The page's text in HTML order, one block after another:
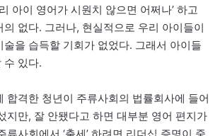
아이 영어가 시원치 않으면 어쩌나’ 하고
없다. 그러나, 현실적으로 우리 아이들이
술을 습득할 기회가 없었다. 그래서 아이들
수 있다.
합격한 청년이 주류사회의 법률회사에 들어
지만, 잘 안됐다고 하면 대부분 영어 편지가